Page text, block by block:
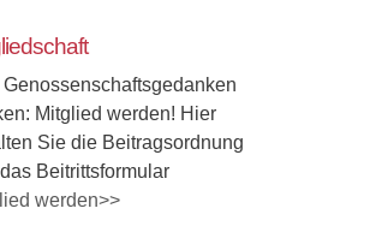
Genossenschaftsgedanken
Mitglied werden! Hier
Sie die Beitragsordnung
Beitrittsformular
werden>>